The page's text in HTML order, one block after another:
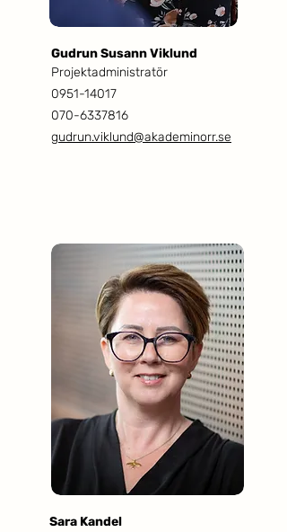
Gudrun Susann Viklund
Projektadministratör
0951-14017
070-6337816
gudrun.viklund@akademinorr.se
Sara Kandel